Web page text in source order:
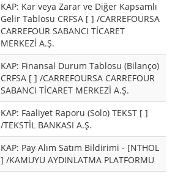
KAP: Kar veya Zarar ve Diğer Kapsamlı
Gelir Tablosu CRFSA [ ] /CARREFOURSA
CARREFOUR SABANCI TİCARET
MERKEZİ A.Ş.
KAP: Finansal Durum Tablosu (Bilanço)
CRFSA [ ] /CARREFOURSA CARREFOUR
SABANCI TİCARET MERKEZİ A.Ş.
KAP: Faaliyet Raporu (Solo) TEKST [ ]
/TEKSTİL BANKASI A.Ş.
KAP: Pay Alım Satım Bildirimi - [NTHOL
] /KAMUYU AYDINLATMA PLATFORMU